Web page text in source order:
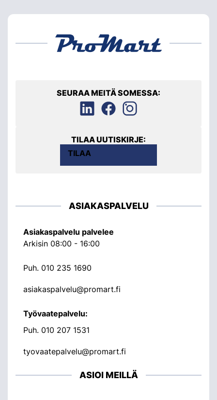
SEURAA MEITÄ SOMESSA:
TILAA UUTISKIRJE:
TILAA
ASIAKASPALVELU
Asiakaspalvelu palvelee
Arkisin 08:00 - 16:00
Puh. 010 235 1690
asiakaspalvelu@promart.fi
Työvaatepalvelu:
Puh. 010 207 1531
tyovaatepalvelu@promart.fi
ASIOI MEILLÄ